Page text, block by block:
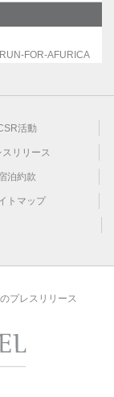
FOR-AFURICA
活動
スリリース
泊約款
トマップ
プレスリリース